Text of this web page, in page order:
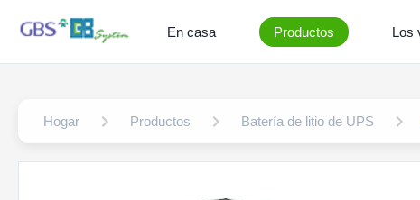
En casa Productos Los
Hogar Productos Batería de litio de UPS